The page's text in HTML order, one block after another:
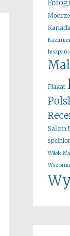
Kanada
Plakat
Salon
Wilek